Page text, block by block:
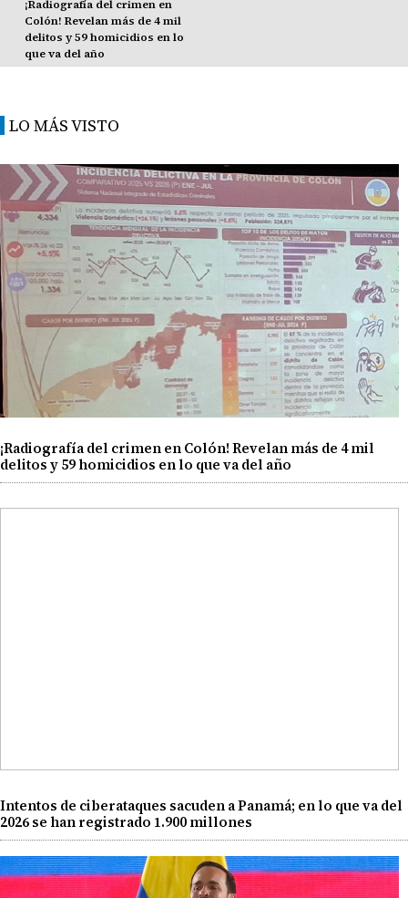
¡Radiografía del crimen en
Colón! Revelan más de 4 mil
delitos y 59 homicidios en lo
que va del año
LO MÁS VISTO
¡Radiografía del crimen en Colón! Revelan más de 4 mil
delitos y 59 homicidios en lo que va del año
Intentos de ciberataques sacuden a Panamá; en lo que va del
2026 se han registrado 1.900 millones